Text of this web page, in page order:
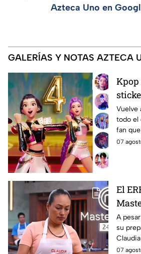
Azteca Uno en
GALERÍAS Y NOTAS AZTECA
Kpop
Vuelve
todo el
fan
07
El
reto
le
negro
A
su
07